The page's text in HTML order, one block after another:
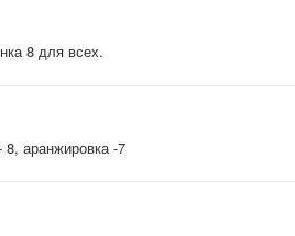
8 для всех.
аранжировка -7